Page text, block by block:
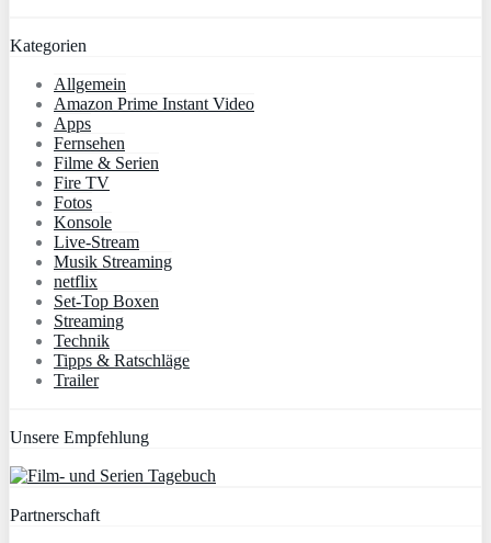
Kategorien
Allgemein
Amazon Prime Instant Video
Apps
Fernsehen
Filme & Serien
Fire TV
Fotos
Konsole
Live-Stream
Musik Streaming
netflix
Set-Top Boxen
Streaming
Technik
Tipps & Ratschläge
Trailer
Unsere Empfehlung
Partnerschaft